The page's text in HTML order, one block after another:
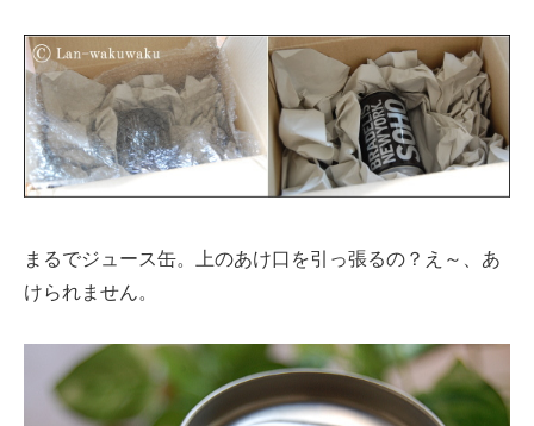
まるでジュース缶。上のあけ口を引っ張るの？え～、あ
けられません。